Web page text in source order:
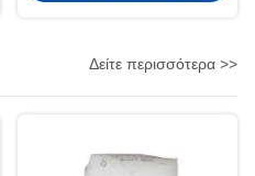
Δείτε περισσότερα >>